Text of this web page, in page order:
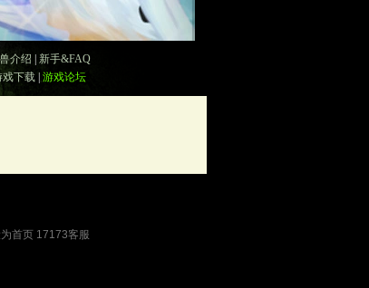
介绍
新手&FAQ
戏下载 游戏论坛
首页 17173客服